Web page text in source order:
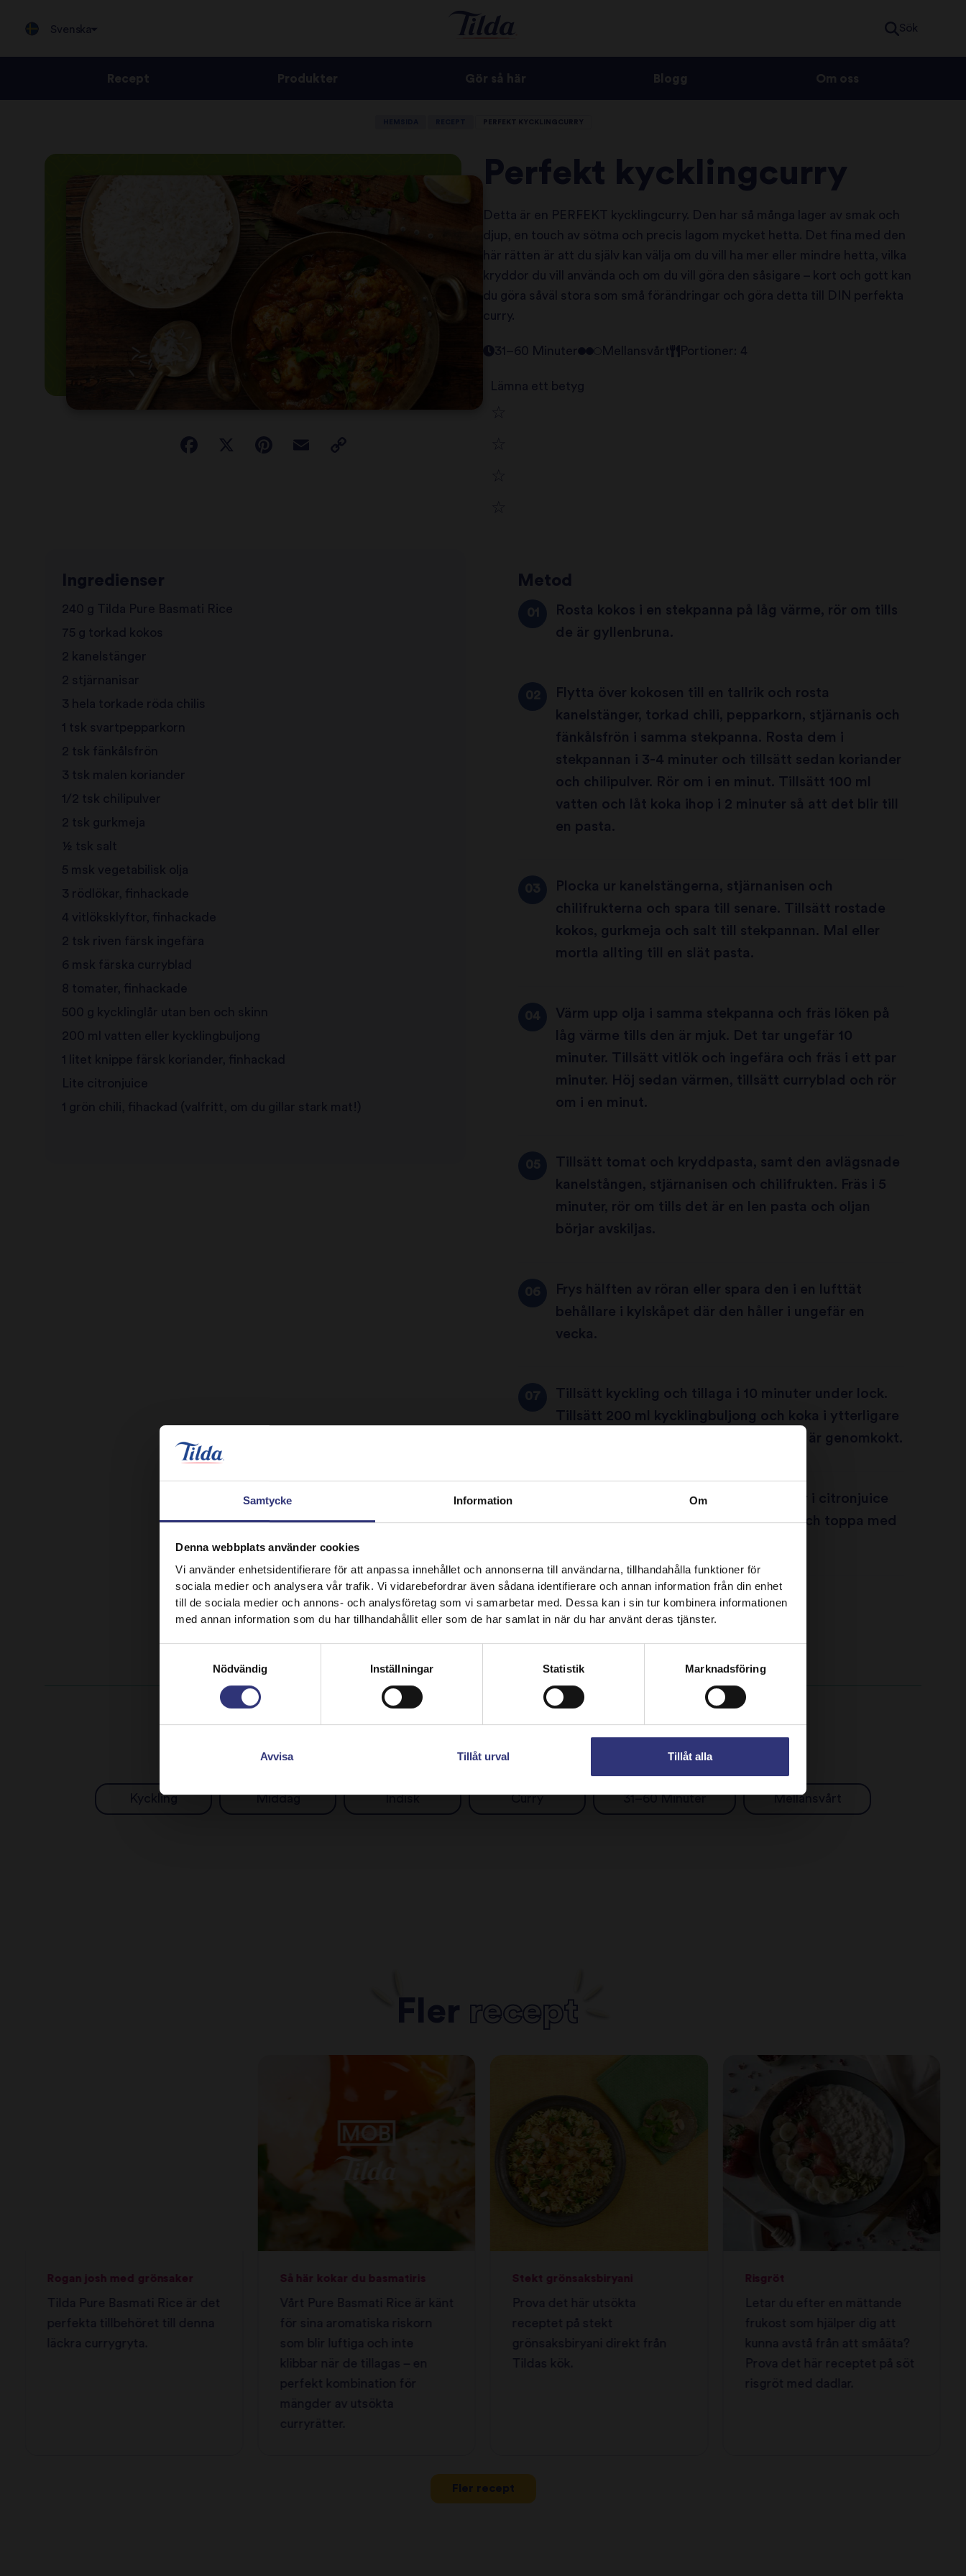
Samtycke Information Om
Denna webbplats använder cookies
Vi använder enhetsidentifierare för att anpassa innehållet och annonserna till användarna, tillhandahålla funktioner för
sociala medier och analysera vår trafik. Vi vidarebefordrar även sådana identifierare och annan information från din enhet
till de sociala medier och annons- och analysföretag som vi samarbetar med. Dessa kan i sin tur kombinera informationen
med annan information som du har tillhandahållit eller som de har samlat in när du har använt deras tjänster.
Nödvändig
Inställningar Statistik Marknadsföring
Avvisa Tillåt urval Tillåt alla
Svenska Sök
Recept Produkter Gör så här Blogg Om oss
PERFEKT KYCKLINGCURRY
Perfekt kycklingcurry
Detta är en PERFEKT kycklingcurry. Den har så många lager av smak och
djup, en touch av sötma och precis lagom mycket hetta. Det fina med den
här rätten är att du själv kan välja om du vill ha mer eller mindre hetta, vilka
kryddor du vill använda och om du vill göra den såsigare – kort och gott kan
du göra såväl stora som små förändringar och göra detta till DIN perfekta
curry.
31–60 Minuter Mellansvårt Portioner: 4
Lämna ett betyg
review
star
Ingredienser
240 g Tilda Pure Basmati Rice
75 g torkad kokos
2 kanelstänger
2 stjärnanisar
3 hela torkade röda chilis
1 tsk svartpepparkorn
2 tsk fänkålsfrön
3 tsk malen koriander
1/2 tsk chilipulver
2 tsk gurkmeja
½ tsk salt
5 msk vegetabilisk olja
3 rödlökar, finhackade
4 vitlöksklyftor, finhackade
2 tsk riven färsk ingefära
6 msk färska curryblad
8 tomater, finhackade
500 g kycklinglår utan ben och skinn
200 ml vatten eller kycklingbuljong
1 litet knippe färsk koriander, finhackad
Lite citronjuice
1 grön chili, fihackad (valfritt, om du gillar stark mat!)
Metod
Rosta kokos i en stekpanna på låg värme, rör om tills
de är gyllenbruna.
Flytta över kokosen till en tallrik och rosta
kanelstänger, torkad chili, pepparkorn, stjärnanis och
fänkålsfrön i samma stekpanna. Rosta dem i
stekpannan i 3-4 minuter och tillsätt sedan koriander
och chilipulver. Rör om i en minut. Tillsätt 100 ml
vatten och låt koka ihop i 2 minuter så att det blir till
en pasta.
Plocka ur kanelstängerna, stjärnanisen och
chilifrukterna och spara till senare. Tillsätt rostade
kokos, gurkmeja och salt till stekpannan. Mal eller
mortla allting till en slät pasta.
Värm upp olja i samma stekpanna och fräs löken på
låg värme tills den är mjuk. Det tar ungefär 10
minuter. Tillsätt vitlök och ingefära och fräs i ett par
minuter. Höj sedan värmen, tillsätt curryblad och rör
om i en minut.
Tillsätt tomat och kryddpasta, samt den avlägsnade
kanelstången, stjärnanisen och chilifrukten. Fräs i 5
minuter, rör om tills det är en len pasta och oljan
börjar avskiljas.
Frys hälften av röran eller spara den i en lufttät
behållare i kylskåpet där den håller i ungefär en
vecka.
Tillsätt kyckling och tillaga i 10 minuter under lock.
Tillsätt 200 ml kycklingbuljong och koka i ytterligare
5-10 minuter utan lock, tills kycklingen är genomkokt.
Plocka ur stjärnanis, kanel och chili, rör i citronjuice
och grön chili (om du använder det), och toppa med
Upptäck liknande recept
Kyckling Middag Indisk Curry 31–60 Minuter Mellansvårt
Fler recept
Rogan josh med grönsaker
Tilda Pure Basmati Rice är det
perfekta tillbehöret till denna
läckra currygryta.
Så här kokar du basmatiris
Vårt Pure Basmati Rice är känt
för sina aromatiska riskorn
som blir luftiga och inte
klibbar när de tillagas – en
perfekt kombination för
mängder av utsökta
curryrätter.
Stekt grönsaksbiryani
Prova det här utsökta
receptet på stekt
grönsaksbiryani direkt från
Tildas kök.
Risgröt
Letar du efter en mättande
frukost som hjälper dig att
kunna avstå från att småäta?
Prova det här receptet på söt
risgröt med dadlar.
Fler recept
It looks like your language preference is USA.